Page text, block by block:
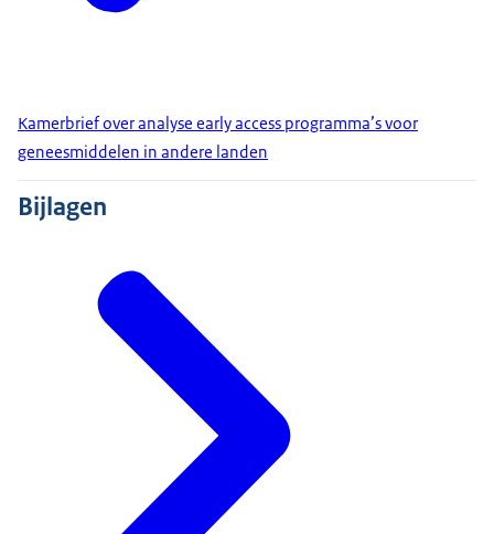
Kamerbrief over analyse early access programma’s voor
geneesmiddelen in andere landen
Bijlagen